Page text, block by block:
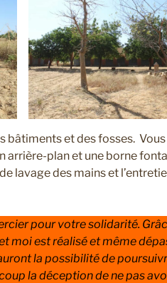
bâtiments et des fosses.
arrière-plan et une borne
lavage des mains et
pour votre solidarité.
moi est réalisé et même
la possibilité de
la déception de ne pas